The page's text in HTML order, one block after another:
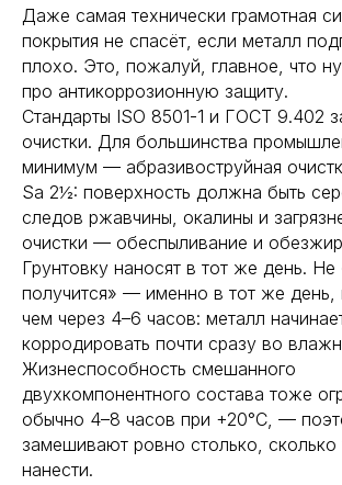
Даже самая технически грамотная
покрытия не спасёт, если металл
плохо. Это, пожалуй, главное, что
про антикоррозионную защиту.
Стандарты ISO 8501-1 и ГОСТ 9.402
очистки. Для большинства
минимум — абразивоструйная
Sa 2½: поверхность должна быть
следов ржавчины, окалины и
очистки — обеспыливание и
Грунтовку наносят в тот же день. Не
получится» — именно в тот же день,
чем через 4–6 часов: металл
корродировать почти сразу во
Жизнеспособность смешанного
двухкомпонентного состава тоже
обычно 4–8 часов при +20°С, —
замешивают ровно столько,
нанести.